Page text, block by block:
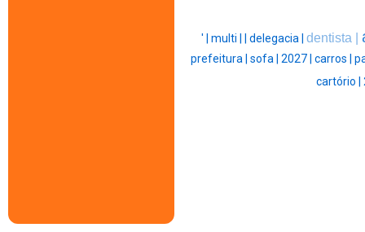
' | multi | delegacia | dentista |
prefeitura | sofa | 2027 | carros |
cartório |